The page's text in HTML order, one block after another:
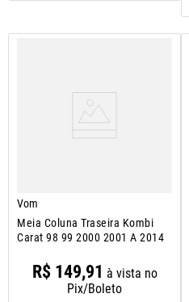
Vom
Meia Coluna Traseira Kombi
Carat 98 99 2000 2001 A 2014
R$ 149,91 à vista no
Pix/Boleto